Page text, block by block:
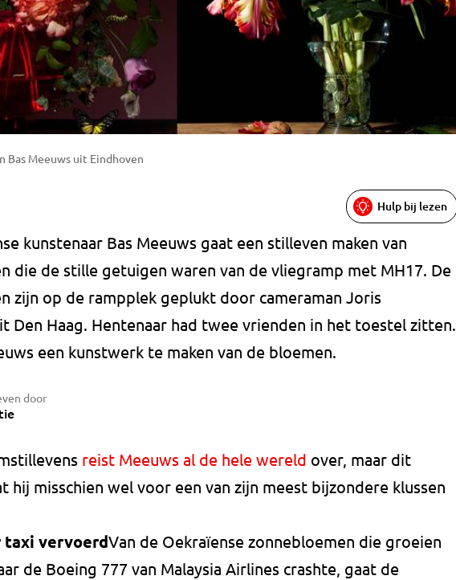
Bas Meeuws uit Eindhoven
Hulp bij lezen
kunstenaar Bas Meeuws gaat een stilleven maken van
die de stille getuigen waren van de vliegramp met MH17. De
zijn op de rampplek geplukt door cameraman Joris
Den Haag. Hentenaar had twee vrienden in het toestel zitten.
een kunstwerk te maken van de bloemen.
door
reist Meeuws al de hele wereld over, maar dit
hij misschien wel voor een van zijn meest bijzondere klussen
taxi vervoerdVan de Oekraïense zonnebloemen die groeien
de Boeing 777 van Malaysia Airlines crashte, gaat de